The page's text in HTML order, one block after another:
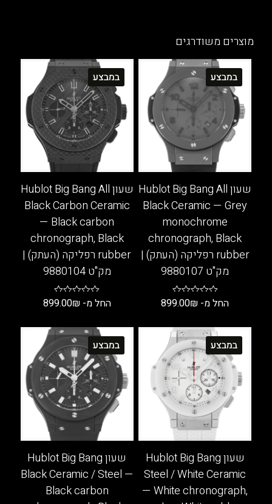
סוגים.
לבחור
את
האפשרויות
בעמוד
המוצר
סוגים.
ניתן
לבחור
את
האפשרויות
בעמוד
המוצר
מוצרים משודרגים
במבצע
שעון Hublot Big Bang All
Black Ceramic — Grey
monochrome
chronograph, Black
rubber רפליקה (העתק) |
מק"ט 9880107
החל מ- 899.00₪
זה
יש
מספר
סוגים.
ניתן
לבחור
את
האפשרויות
בעמוד
המוצר
במבצע
שעון Hublot Big Bang All
Black Carbon Ceramic
— Black carbon
chronograph, Black
rubber רפליקה (העתק) |
מק"ט 9880104
החל מ- 899.00₪
זה
יש
מספר
סוגים.
ניתן
לבחור
את
האפשרויות
בעמוד
המוצר
במבצע
שעון Hublot Big Bang
Steel / White Ceramic
— White chronograph,
במבצע
שעון Hublot Big Bang
Black Ceramic / Steel —
Black carbon